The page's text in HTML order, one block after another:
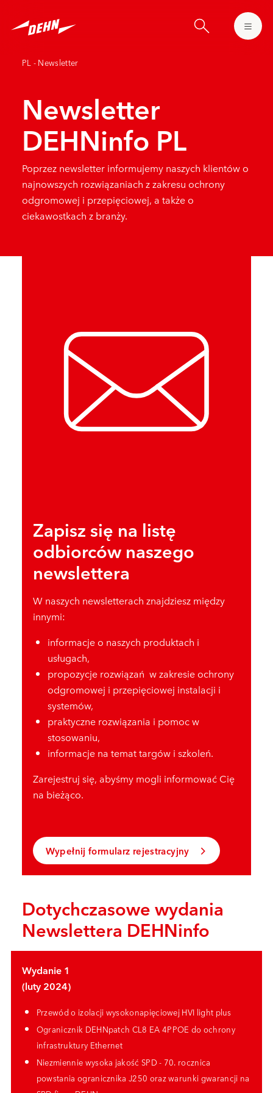
main
PL - Newsletter
Newsletter
DEHNinfo PL
Poprzez newsletter informujemy naszych klientów o
najnowszych rozwiązaniach z zakresu ochrony
odgromowej i przepięciowej, a także o
ciekawostkach z branży.
Zapisz się na listę
odbiorców naszego
newslettera
W naszych newsletterach znajdziesz między
innymi:
informacje o naszych produktach i
usługach,
propozycje rozwiązań w zakresie ochrony
odgromowej i przepięciowej instalacji i
systemów,
praktyczne rozwiązania i pomoc w
stosowaniu,
informacje na temat targów i szkoleń.
Zarejestruj się, abyśmy mogli informować Cię
na bieżąco.
Wypełnij formularz rejestracyjny
Dotychczasowe wydania
Newslettera DEHNinfo
Wydanie 1
(luty 2024)
Przewód o izolacji wysokonapięciowej HVI light plus
Ogranicznik DEHNpatch CL8 EA 4PPOE do ochrony
infrastruktury Ethernet
Niezmiennie wysoka jakość SPD - 70. rocznica
powstania ogranicznikaJ250 oraz warunki gwarancji na